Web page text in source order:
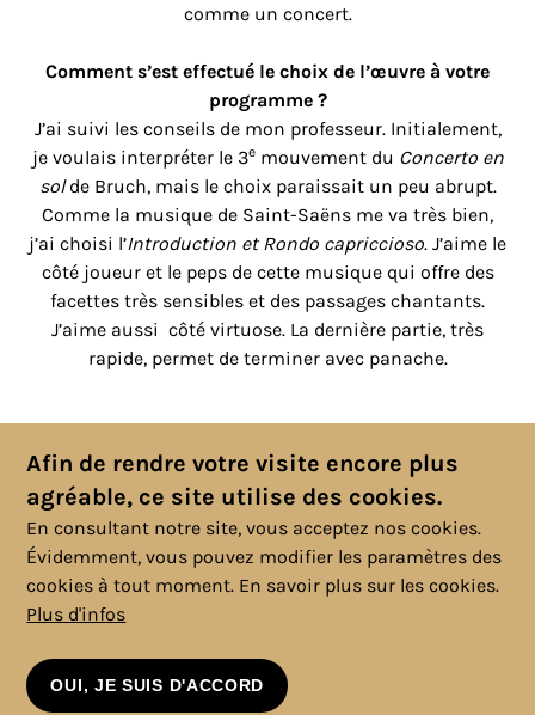
comme un concert.
Comment s’est effectué le choix de l’œuvre à votre
programme ?
J’ai suivi les conseils de mon professeur. Initialement,
je voulais interpréter le 3emouvement du Concerto en
solde Bruch, mais le choix paraissait un peu abrupt.
Comme la musique de Saint-Saëns me va très bien,
j’ai choisi l’Introduction et Rondo capriccioso. J’aime le
côté joueur et le peps de cette musique qui offre des
facettes très sensibles et des passages chantants.
J’aime aussi côté virtuose. La dernière partie, très
rapide, permet de terminer avec panache.
privée|Mentions légales|Conditions générales
Afin de rendre votre visite encore plus
agréable, ce site utilise des cookies.
En consultant notre site, vous acceptez nos cookies.
Évidemment, vous pouvez modifier les paramètres des
cookies à tout moment. En savoir plus sur les cookies.
Plus d'infos
OUI, JE SUIS D'ACCORD